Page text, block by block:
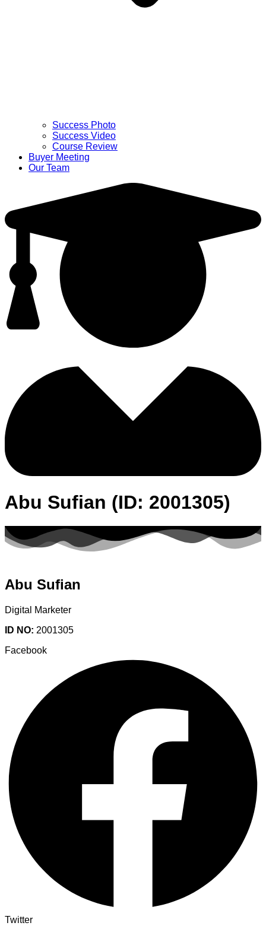
Success Photo
Success Video
Course Review
Buyer Meeting
Our Team
Abu Sufian (ID: 2001305)
Abu Sufian
Digital Marketer
ID NO: 2001305
Facebook
Twitter